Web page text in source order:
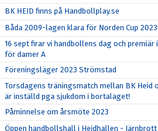
BK HEID finns på Handbollplay.se
Båda 2009-lagen klara för Norden Cup 2023!
16 sept firar vi handbollens dag och premiär
för damer A
Föreningsläger 2023 Strömstad
Torsdagens träningsmatch mellan BK Heid
är inställd pga sjukdom i bortalaget!
Påminnelse om årsmöte 2023
Öppen handbollshall i Heidhallen - Järnbrott